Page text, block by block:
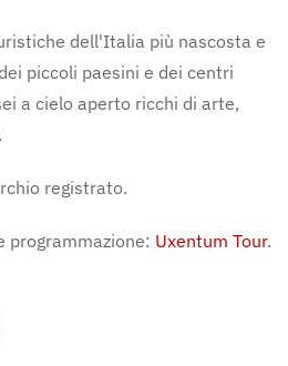
dell'Italia più nascosta e
piccoli paesini e dei centri
a cielo aperto ricchi di arte,
registrato.
programmazione: Uxentum Tour.